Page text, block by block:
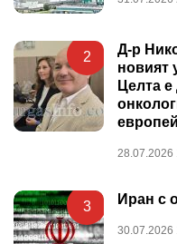
2
Д-р
новият
Целта
28.07.2026
3 Иран с
30.07.2026